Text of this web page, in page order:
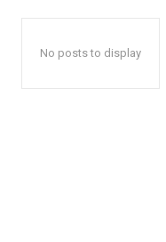
No posts to display